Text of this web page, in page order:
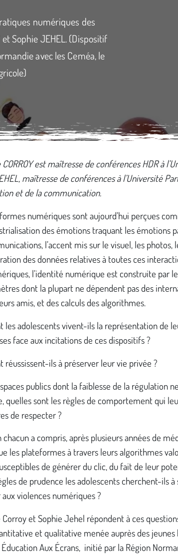
numériques des
Sophie JEHEL. (Dispositif
avec les Ceméa, le
est maîtresse de conférences HDR à
maîtresse de conférences à l’Université
et de la communication.
numériques sont aujourd’hui perçues
des émotions traquant les émotions
l’accent mis sur le visuel, les photos,
des données relatives à toutes ces
l’identité numérique est construite par
dont la plupart ne dépendent pas des
amis, et des calculs des algorithmes.
les adolescents vivent-ils la représentation de
face aux incitations de ces dispositifs ?
réussissent-ils à préserver leur vie privée ?
publics dont la faiblesse de la régulation
quelles sont les règles de comportement qui
de respecter ?
chacun a compris, après plusieurs années de
les plateformes à travers leurs algorithmes
de générer du clic, du fait de leur
de prudence les adolescents cherchent-ils à
violences numériques ?
Corroy et Sophie Jehel répondent à ces
et qualitative menée auprès des jeunes
Aux Écrans, initié par la Région